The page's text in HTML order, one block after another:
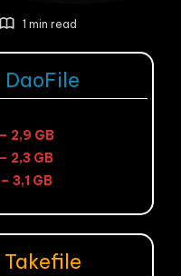
1 min read
DaoFile
2,9 GB
2,3 GB
3,1 GB
Takefile